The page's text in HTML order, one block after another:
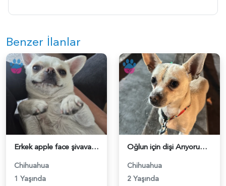
Benzer İlanlar
Erkek apple face şivava - 118984677
Chihuahua
1 Yaşında
Oğlun için dişi Arıyorum - 118984261
Chihuahua
2 Yaşında